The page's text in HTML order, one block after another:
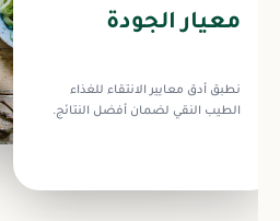
معيار الجودة
نطبق أدق معايير الانتقاء للغذاء
الطيب النقي لضمان أفضل النتائج.